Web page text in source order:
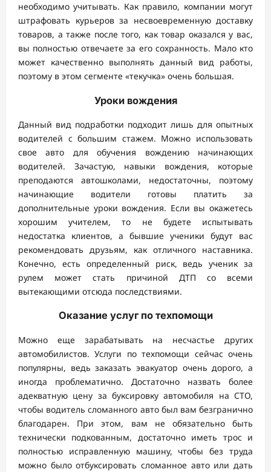
необходимо учитывать. Как правило, компании могут
штрафовать курьеров за несвоевременную доставку
товаров, а также после того, как товар оказался у вас,
вы полностью отвечаете за его сохранность. Мало кто
может качественно выполнять данный вид работы,
поэтому в этом сегменте «текучка» очень большая.
Уроки вождения
Данный вид подработки подходит лишь для опытных
водителей с большим стажем. Можно использовать
свое авто для обучения вождению начинающих
водителей. Зачастую, навыки вождения, которые
преподаются автошколами, недостаточны, поэтому
начинающие водители готовы платить за
дополнительные уроки вождения. Если вы окажетесь
хорошим учителем, то не будете испытывать
недостатка клиентов, а бывшие ученики будут вас
рекомендовать друзьям, как отличного наставника.
Конечно, есть определенный риск, ведь ученик за
рулем может стать причиной ДТП со всеми
вытекающими отсюда последствиями.
Оказание услуг по техпомощи
Можно еще зарабатывать на несчастье других
автомобилистов. Услуги по техпомощи сейчас очень
популярны, ведь заказать эвакуатор очень дорого, а
иногда проблематично. Достаточно назвать более
адекватную цену за буксировку автомобиля на СТО,
чтобы водитель сломанного авто был вам безгранично
благодарен. При этом, вам не обязательно быть
технически подкованным, достаточно иметь трос и
полностью исправленную машину, чтобы без труда
можно было отбуксировать сломанное авто или дать